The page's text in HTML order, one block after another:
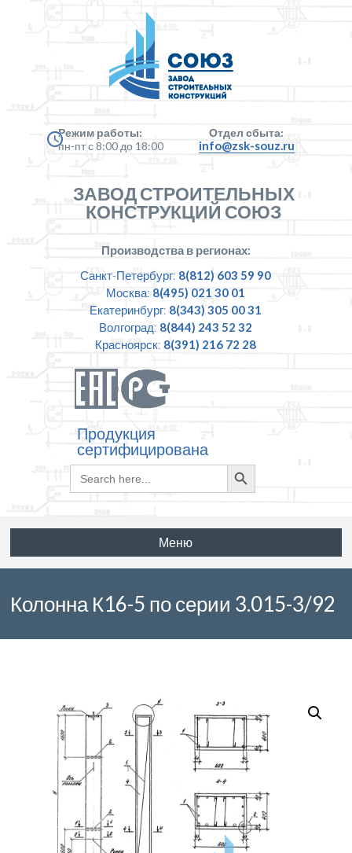
Режим работы:
пн-пт с 8:00 до 18:00
Отдел сбыта:
info@zsk-souz.ru
ЗАВОД СТРОИТЕЛЬНЫХ
КОНСТРУКЦИЙ СОЮЗ
Производства в регионах:
Санкт-Петербург: 8(812) 603 59 90
Москва: 8(495) 021 30 01
Екатеринбург: 8(343) 305 00 31
Волгоград: 8(844) 243 52 32
Красноярск: 8(391) 216 72 28
Продукция
сертифицирована
Search
for:
Search
Button
Меню
Колонна К16-5 по серии 3.015-3/92